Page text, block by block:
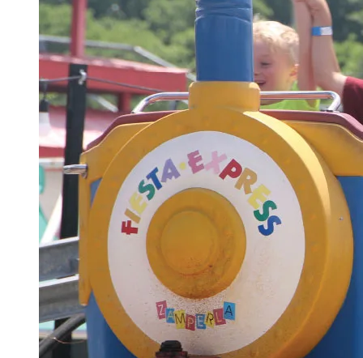
TARJETAS DE REGALO
COMPRA TARJETAS DE REGALO
CONSULTAR SALDO DE LA
TARJETA DE REGALO
ENGLISH